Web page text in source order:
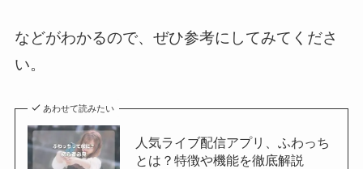
などがわかるので、ぜひ参考にしてみてくださ
い。
あわせて読みたい
人気ライブ配信アプリ、ふわっち
とは？特徴や機能を徹底解説